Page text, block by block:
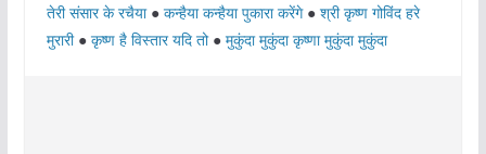
तेरी संसार के रचैया● कन्हैया कन्हैया पुकारा करेंगे● श्री कृष्ण गोविंद हरे
मुरारी● कृष्ण है विस्तार यदि तो● मुकुंदा मुकुंदा कृष्णा मुकुंदा मुकुंदा